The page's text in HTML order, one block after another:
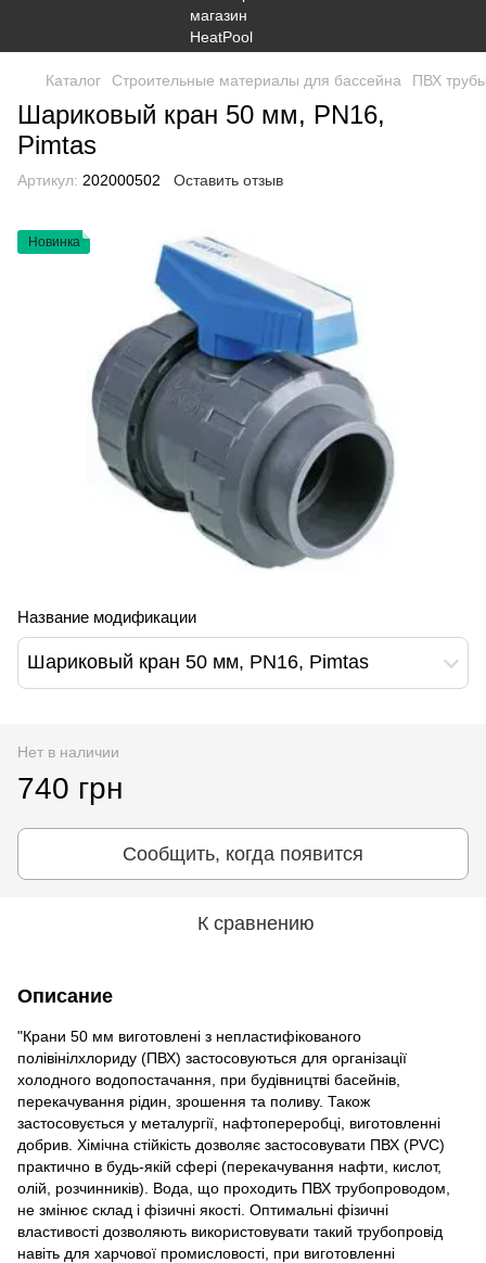
Каталог Строительные материалы для бассейна ПВХ
Шариковый кран 50 мм, PN16,
Pimtas
Артикул: 202000502 Оставить отзыв
Новинка
Название модификации
Шариковый кран 50 мм, PN16, Pimtas
Нет в наличии
740 грн
Сообщить, когда появится
К сравнению
Описание
"Крани 50 мм виготовлені з непластифікованого
полівінілхлориду (ПВХ) застосовуються для організації
холодного водопостачання, при будівництві басейнів,
перекачування рідин, зрошення та поливу. Також
застосовується у металургії, нафтопереробці, виготовленні
добрив. Хімічна стійкість дозволяє застосовувати ПВХ (PVC)
практично в будь-якій сфері (перекачування нафти, кислот,
олій, розчинників). Вода, що проходить ПВХ трубопроводом,
не змінює склад і фізичні якості. Оптимальні фізичні
властивості дозволяють використовувати такий трубопровід
навіть для харчової промисловості, при виготовленні